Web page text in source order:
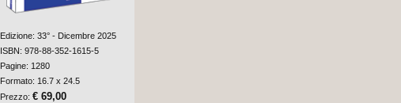
Edizione: 33° - Dicembre 2025
ISBN: 978-88-352-1615-5
Pagine: 1280
Formato: 16.7 x 24.5
Prezzo: € 69,00